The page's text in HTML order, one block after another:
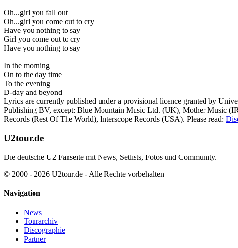
Oh...girl you fall out
Oh...girl you come out to cry
Have you nothing to say
Girl you come out to cry
Have you nothing to say
In the morning
On to the day time
To the evening
D-day and beyond
Lyrics are currently published under a provisional licence granted by
Publishing BV, except: Blue Mountain Music Ltd. (UK), Mother Music
Records (Rest Of The World), Interscope Records (USA). Please read:
U2tour.de
Die deutsche U2 Fanseite mit News, Setlists, Fotos und Community.
© 2000 - 2026 U2tour.de - Alle Rechte vorbehalten
Navigation
News
Tourarchiv
Discographie
Partner